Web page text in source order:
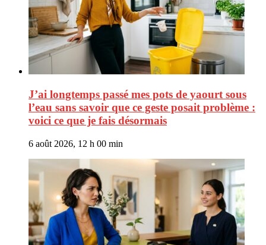
J’ai longtemps passé mes pots de yaourt sous
l’eau sans savoir que ce geste posait problème :
voici ce que je fais désormais
6 août 2026, 12 h 00 min